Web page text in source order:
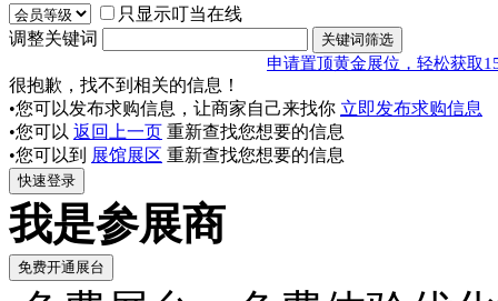
只显示叮当在线
调整关键词
申请置顶黄金展位，轻松获取
很抱歉，找不到相关的信息！
•您可以发布求购信息，让商家自己来找你 立即发布求购信息
•您可以 返回上一页 重新查找您想要的信息
•您可以到 展馆展区 重新查找您想要的信息
我是参展商